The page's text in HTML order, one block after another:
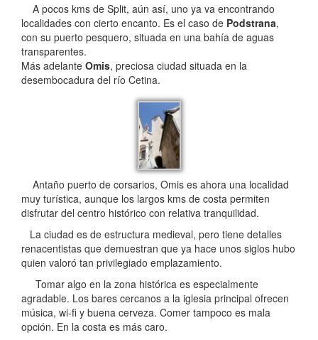
A pocos kms de Split, aún así, uno ya va encontrando
localidades con cierto encanto. Es el caso de Podstrana,
con su puerto pesquero, situada en una bahía de aguas
transparentes.
Más adelante Omis, preciosa ciudad situada en la
desembocadura del río Cetina.
Antaño puerto de corsarios, Omis es ahora una localidad
muy turística, aunque los largos kms de costa permiten
disfrutar del centro histórico con relativa tranquilidad.
La ciudad es de estructura medieval, pero tiene detalles
renacentistas que demuestran que ya hace unos siglos hubo
quien valoró tan privilegiado emplazamiento.
Tomar algo en la zona histórica es especialmente
agradable. Los bares cercanos a la iglesia principal ofrecen
música, wi-fi y buena cerveza. Comer tampoco es mala
opción. En la costa es más caro.